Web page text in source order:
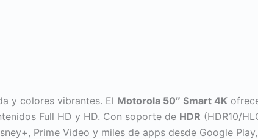
y colores vibrantes. El Motorola 50″ Smart 4K
Full HD y HD. Con soporte de HDR (HDR10/
Prime Video y miles de apps desde Google